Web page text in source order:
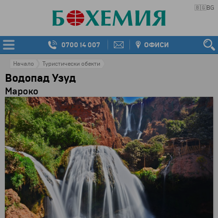
🇧🇬BG
0700 14 007 ОФИСИ
Начало Туристически обекти
Водопад Узуд
Мароко